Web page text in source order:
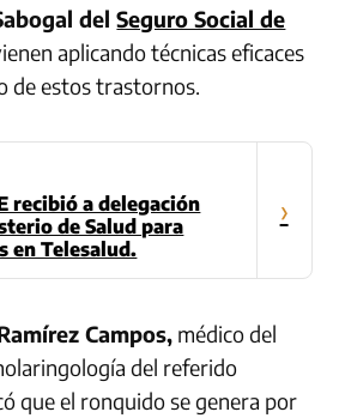
delSeguro Social de
aplicando técnicas eficaces
de estos trastornos.
recibió a delegación
de Salud para
en Telesalud.
›
Campos, médico del
del referido
que el ronquido se genera por